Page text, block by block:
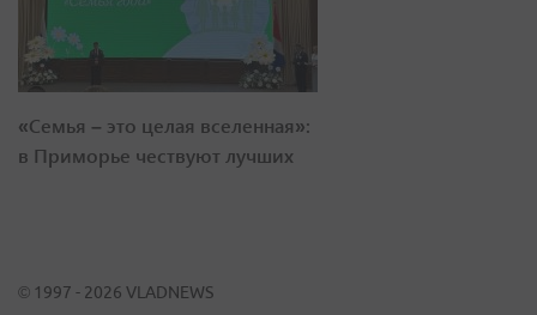
«Семья – это целая вселенная»:
в Приморье чествуют лучших
© 1997 - 2026 VLADNEWS